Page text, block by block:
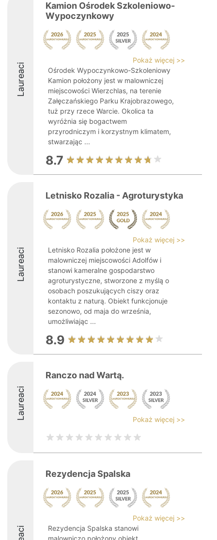
Laureaci
Kamion Ośrodek Szkoleniowo-
Wypoczynkowy
Pokaż więcej >>
Ośrodek Wypoczynkowo-Szkoleniowy
Kamion położony jest w malowniczej
miejscowości Wierzchlas, na terenie
Załęczańskiego Parku Krajobrazowego,
tuż przy rzece Warcie. Okolica ta
wyróżnia się bogactwem
przyrodniczym i korzystnym klimatem,
stwarzając ...
8.7
Laureaci
Letnisko Rozalia - Agroturystyka
Pokaż więcej >>
Letnisko Rozalia położone jest w
malowniczej miejscowości Adolfów i
stanowi kameralne gospodarstwo
agroturystyczne, stworzone z myślą o
osobach poszukujących ciszy oraz
kontaktu z naturą. Obiekt funkcjonuje
sezonowo, od maja do września,
umożliwiając ...
8.9
Laureaci
Ranczo nad Wartą.
Pokaż więcej >>
Rezydencja Spalska
Pokaż więcej >>
Rezydencja Spalska stanowi
malowniczo położony obiekt